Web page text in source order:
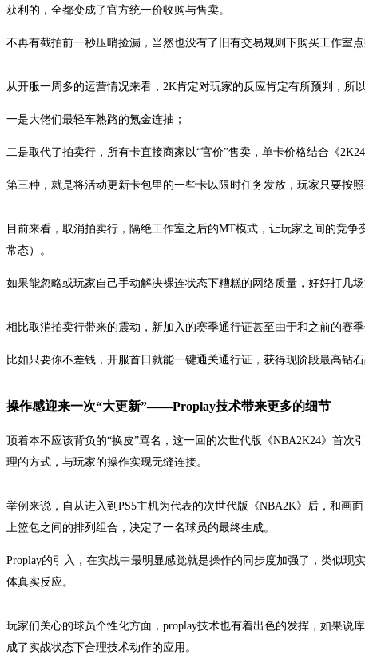
获利的，全都变成了官方统一价收购与售卖。
不再有截拍前一秒压哨捡漏，当然也没有了旧有交易规则下购买工作室点
从开服一周多的运营情况来看，2K肯定对玩家的反应肯定有所预判，所
一是大佬们最轻车熟路的氪金连抽；
二是取代了拍卖行，所有卡直接商家以“官价”售卖，单卡价格结合《
第三种，就是将活动更新卡包里的一些卡以限时任务发放，玩家只要按
目前来看，取消拍卖行，隔绝工作室之后的MT模式，让玩家之间的竞
常态）。
如果能忽略或玩家自己手动解决裸连状态下糟糕的网络质量，好好打几
相比取消拍卖行带来的震动，新加入的赛季通行证甚至由于和之前的赛
比如只要你不差钱，开服首日就能一键通关通行证，获得现阶段最高钻
操作感迎来一次“大更新”——Proplay技术带来更多的细节
顶着本不应该背负的“换皮”骂名，这一回的次世代版《NBA2K24》首
理的方式，与玩家的操作实现无缝连接。
举例来说，自从进入到PS5主机为代表的次世代版《NBA2K》后，和画
上篮包之间的排列组合，决定了一名球员的最终生成。
Proplay的引入，在实战中最明显感觉就是操作的同步度加强了，类似
体真实反应。
玩家们关心的球员个性化方面，proplay技术也有着出色的发挥，如果说
成了实战状态下合理技术动作的应用。